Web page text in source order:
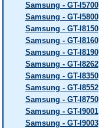
Samsung - GT-I5700
Samsung - GT-I5800
Samsung - GT-I8150
Samsung - GT-I8160
Samsung - GT-I8190
Samsung - GT-I8262
Samsung - GT-I8350
Samsung - GT-I8552
Samsung - GT-I8750
Samsung - GT-I9001
Samsung - GT-I9003